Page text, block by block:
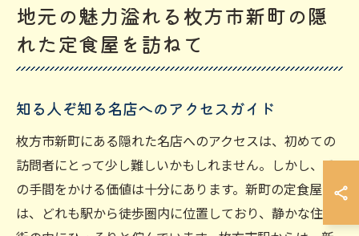
地元の魅力溢れる枚方市新町の隠
れた定食屋を訪ねて
知る人ぞ知る名店へのアクセスガイド
枚方市新町にある隠れた名店へのアクセスは、初めての
訪問者にとって少し難しいかもしれません。しかし、そ
の手間をかける価値は十分にあります。新町の定食屋
は、どれも駅から徒歩圏内に位置しており、静かな住宅